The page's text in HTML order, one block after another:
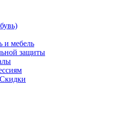
и мебель
защиты